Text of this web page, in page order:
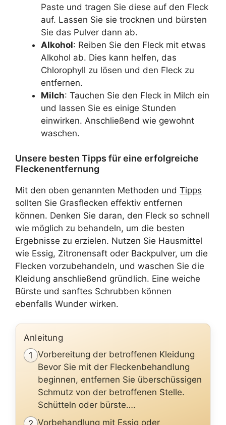
Paste und tragen Sie diese auf den Fleck
auf. Lassen Sie sie trocknen und bürsten
Sie das Pulver dann ab.
Alkohol: Reiben Sie den Fleck mit etwas
Alkohol ab. Dies kann helfen, das
Chlorophyll zu lösen und den Fleck zu
entfernen.
Milch: Tauchen Sie den Fleck in Milch ein
und lassen Sie es einige Stunden
einwirken. Anschließend wie gewohnt
waschen.
Unsere besten Tipps für eine erfolgreiche
Fleckenentfernung
Mit den oben genannten Methoden und Tipps
sollten Sie Grasflecken effektiv entfernen
können. Denken Sie daran, den Fleck so schnell
wie möglich zu behandeln, um die besten
Ergebnisse zu erzielen. Nutzen Sie Hausmittel
wie Essig, Zitronensaft oder Backpulver, um die
Flecken vorzubehandeln, und waschen Sie die
Kleidung anschließend gründlich. Eine weiche
Bürste und sanftes Schrubben können
ebenfalls Wunder wirken.
Anleitung
1 Vorbereitung der betroffenen Kleidung
Bevor Sie mit der Fleckenbehandlung
beginnen, entfernen Sie überschüssigen
Schmutz von der betroffenen Stelle.
Schütteln oder bürste….
Vorbehandlung mit Essig oder